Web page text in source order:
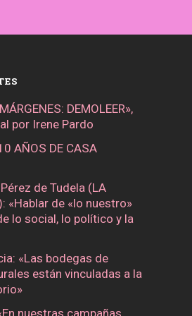
DEMOLEER»,
por Irene Pardo
AÑOS DE CASA
de Tudela (LA
«Hablar de «lo nuestro»
lo social, lo político y la
«Las bodegas de
están vinculadas a la
nuestras campañas